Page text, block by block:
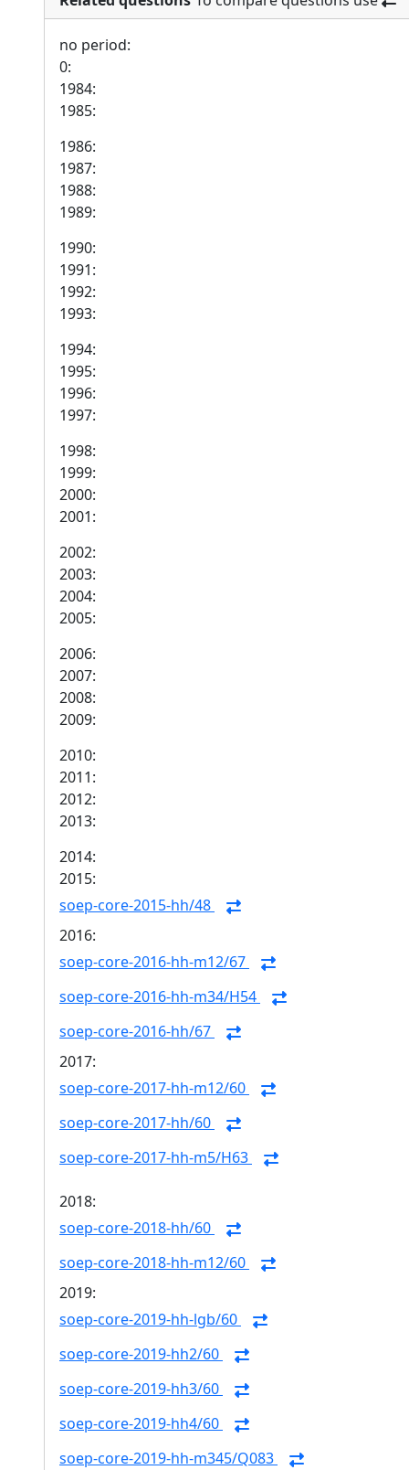
no period:
0:
1984:
1985:
1986:
1987:
1988:
1989:
1990:
1991:
1992:
1993:
1994:
1995:
1996:
1997:
1998:
1999:
2000:
2001:
2002:
2003:
2004:
2005:
2006:
2007:
2008:
2009:
2010:
2011:
2012:
2013:
2014:
2015:
soep-core-2015-hh/48
2016:
soep-core-2016-hh-m12/67
soep-core-2016-hh-m34/H54
soep-core-2016-hh/67
2017:
soep-core-2017-hh-m12/60
soep-core-2017-hh/60
soep-core-2017-hh-m5/H63
2018:
soep-core-2018-hh/60
soep-core-2018-hh-m12/60
2019:
soep-core-2019-hh-lgb/60
soep-core-2019-hh2/60
soep-core-2019-hh3/60
soep-core-2019-hh4/60
soep-core-2019-hh-m345/Q083